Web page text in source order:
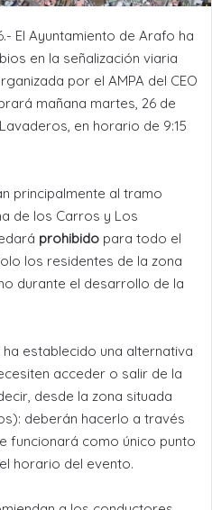
El Ayuntamiento de Arafo ha
en la señalización viaria
por el AMPA del CEO
mañana martes, 26 de
en horario de 9:15
principalmente al tramo
de los Carros y Los
prohibido para todo el
los residentes de la zona
durante el desarrollo de la
establecido una alternativa
acceder o salir de la
desde la zona situada
deberán hacerlo a través
funcionará como único punto
horario del evento.